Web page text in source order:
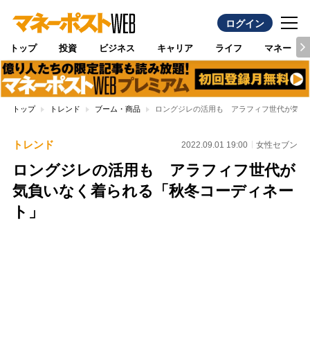
ログイン
トップ 投資 ビジネス キャリア ライフ マネー
トップ トレンド ブーム・商品 ロングジレの活用も アラフィフ世代が気負
トレンド 2022.09.01 19:00 女性セブン
ロングジレの活用も アラフィフ世代が
気負いなく着られる「秋冬コーディネー
ト」